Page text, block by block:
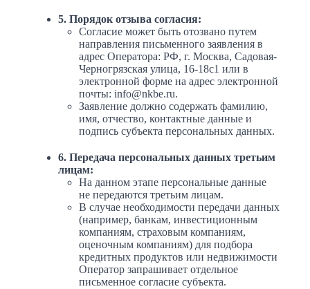
5. Порядок отзыва согласия:
Согласие может быть отозвано путем
направления письменного заявления в
адрес Оператора: РФ, г. Москва, Садовая-
Черногрязская улица, 16-18с1 или в
электронной форме на адрес электронной
почты: info@nkbe.ru.
Заявление должно содержать фамилию,
имя, отчество, контактные данные и
подпись субъекта персональных данных.
6. Передача персональных данных третьим
лицам:
На данном этапе персональные данные
не передаются третьим лицам.
В случае необходимости передачи данных
(например, банкам, инвестиционным
компаниям, страховым компаниям,
оценочным компаниям) для подбора
кредитных продуктов или недвижимости
Оператор запрашивает отдельное
письменное согласие субъекта.